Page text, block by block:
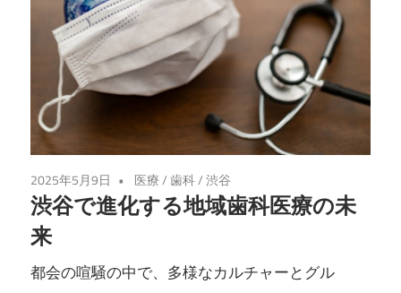
2025年5月9日 医療/歯科/渋谷
渋谷で進化する地域歯科医療の未
来
都会の喧騒の中で、多様なカルチャーとグル